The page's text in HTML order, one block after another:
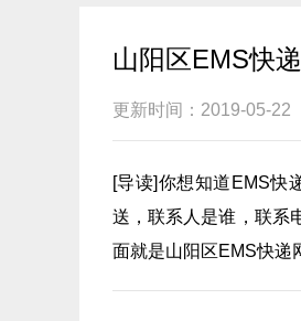
山阳区EMS快
更新时间：2019-05-22
[导读]你想知道 EMS快
送，联系人是谁，联系
面就是山阳区EMS快递